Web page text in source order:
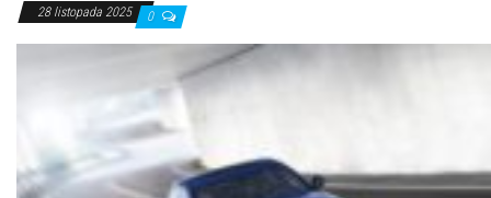
28 listopada 2025 0